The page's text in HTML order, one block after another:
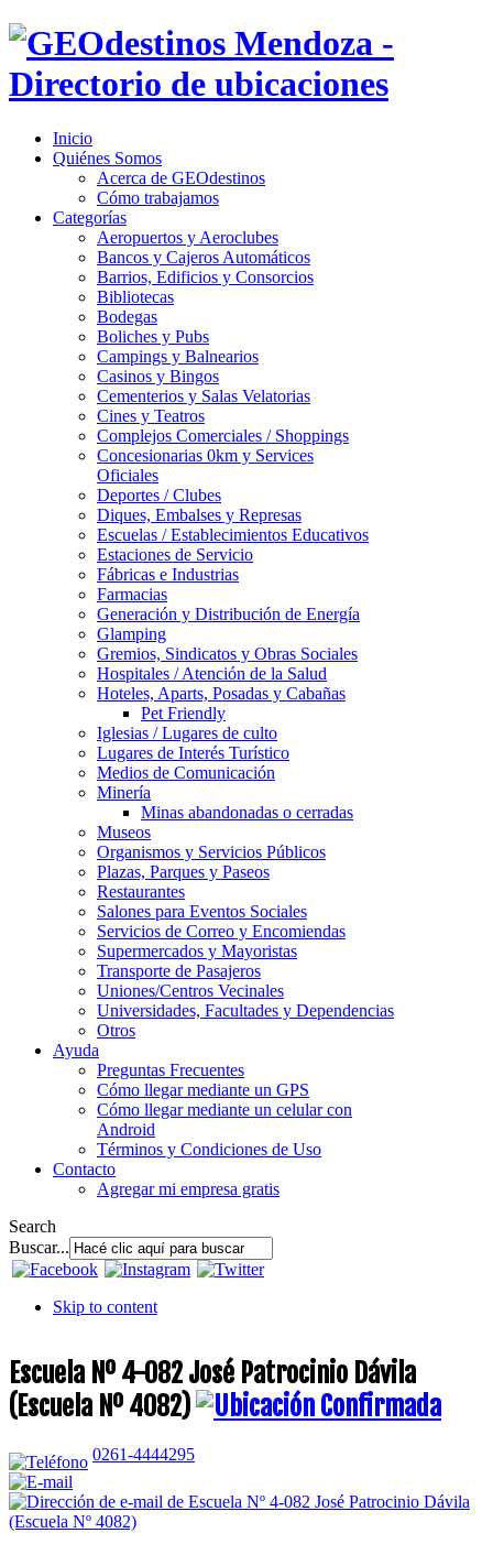
Inicio
Quiénes Somos
Acerca de GEOdestinos
Cómo trabajamos
Categorías
Aeropuertos y Aeroclubes
Bancos y Cajeros Automáticos
Barrios, Edificios y Consorcios
Bibliotecas
Bodegas
Boliches y Pubs
Campings y Balnearios
Casinos y Bingos
Cementerios y Salas Velatorias
Cines y Teatros
Complejos Comerciales / Shoppings
Concesionarias 0km y Services
Oficiales
Deportes / Clubes
Diques, Embalses y Represas
Escuelas / Establecimientos Educativos
Estaciones de Servicio
Fábricas e Industrias
Farmacias
Generación y Distribución de Energía
Glamping
Gremios, Sindicatos y Obras Sociales
Hospitales / Atención de la Salud
Hoteles, Aparts, Posadas y Cabañas
Pet Friendly
Iglesias / Lugares de culto
Lugares de Interés Turístico
Medios de Comunicación
Minería
Minas abandonadas o cerradas
Museos
Organismos y Servicios Públicos
Plazas, Parques y Paseos
Restaurantes
Salones para Eventos Sociales
Servicios de Correo y Encomiendas
Supermercados y Mayoristas
Transporte de Pasajeros
Uniones/Centros Vecinales
Universidades, Facultades y Dependencias
Otros
Ayuda
Preguntas Frecuentes
Cómo llegar mediante un GPS
Cómo llegar mediante un celular con
Android
Términos y Condiciones de Uso
Contacto
Agregar mi empresa gratis
Search
Buscar...
Skip to content
Escuela Nº 4-082 José Patrocinio Dávila
(Escuela Nº 4082)
0261-4444295